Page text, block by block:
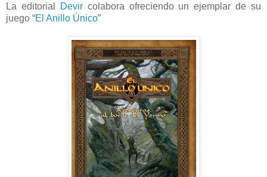
La editorial Devircolabora ofreciendo un ejemplar de su
juego “El Anillo Único”